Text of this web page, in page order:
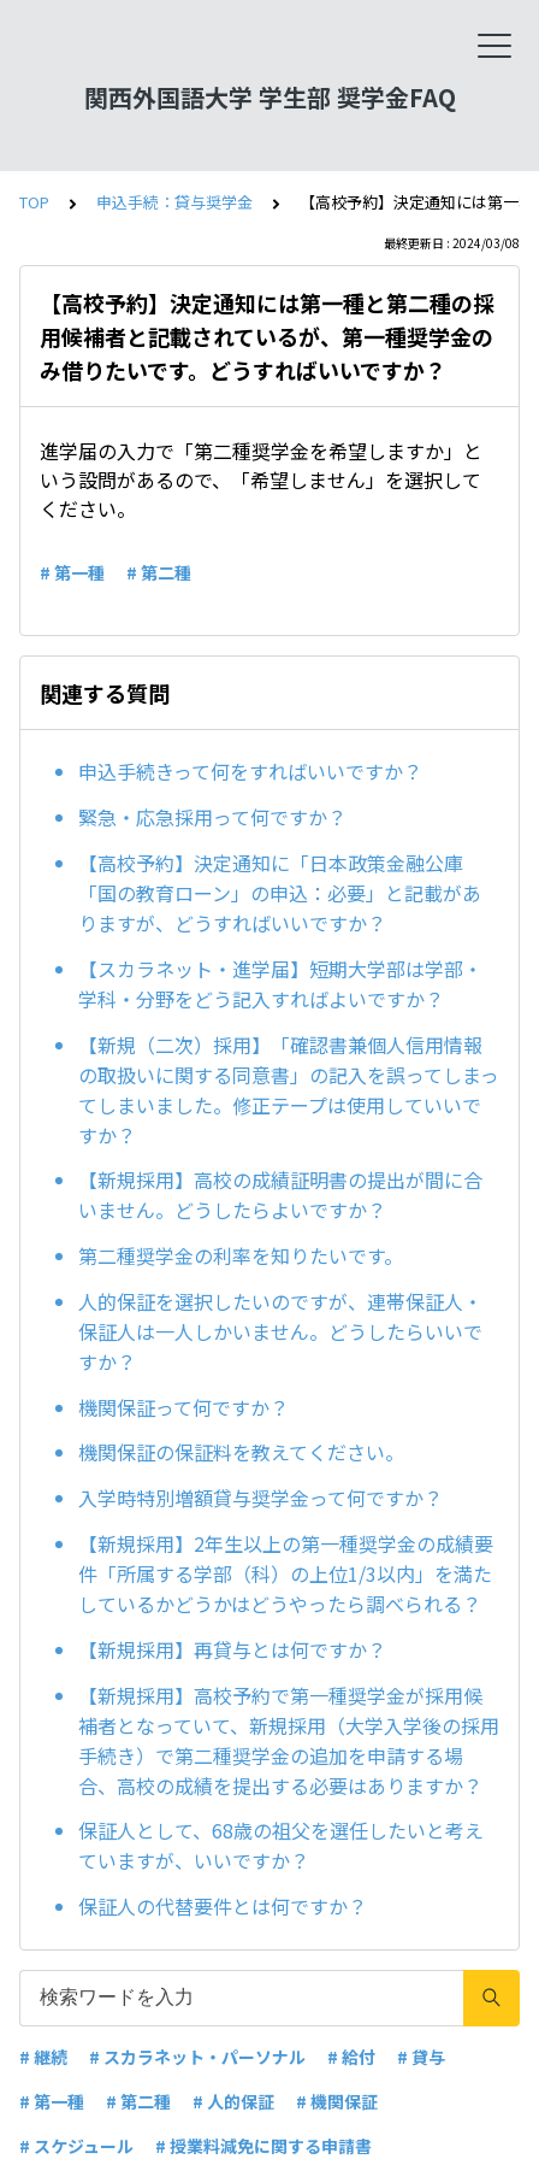
関西外国語大学 学生部 奨学金FAQ
TOP 申込手続：貸与奨学金 【高校予約】決定通知には第一
最終更新日 : 2024/03/08
【高校予約】決定通知には第一種と第二種の採
用候補者と記載されているが、第一種奨学金の
み借りたいです。どうすればいいですか？
進学届の入力で「第二種奨学金を希望しますか」と
いう設問があるので、「希望しません」を選択して
ください。
# 第一種 # 第二種
関連する質問
申込手続きって何をすればいいですか？
緊急・応急採用って何ですか？
【高校予約】決定通知に「日本政策金融公庫
「国の教育ローン」の申込：必要」と記載があ
りますが、どうすればいいですか？
【スカラネット・進学届】短期大学部は学部・
学科・分野をどう記入すればよいですか？
【新規（二次）採用】「確認書兼個人信用情報
の取扱いに関する同意書」の記入を誤ってしまっ
てしまいました。修正テープは使用していいで
すか？
【新規採用】高校の成績証明書の提出が間に合
いません。どうしたらよいですか？
第二種奨学金の利率を知りたいです。
人的保証を選択したいのですが、連帯保証人・
保証人は一人しかいません。どうしたらいいで
すか？
機関保証って何ですか？
機関保証の保証料を教えてください。
入学時特別増額貸与奨学金って何ですか？
【新規採用】2年生以上の第一種奨学金の成績要
件「所属する学部（科）の上位1/3以内」を満た
しているかどうかはどうやったら調べられる？
【新規採用】再貸与とは何ですか？
【新規採用】高校予約で第一種奨学金が採用候
補者となっていて、新規採用（大学入学後の採用
手続き）で第二種奨学金の追加を申請する場
合、高校の成績を提出する必要はありますか？
保証人として、68歳の祖父を選任したいと考え
ていますが、いいですか？
保証人の代替要件とは何ですか？
# 継続 # スカラネット・パーソナル # 給付
# 貸与
# 第一種
# 第二種 # 人的保証
# 機関保証
# スケジュール
# 授業料減免に関する申請書